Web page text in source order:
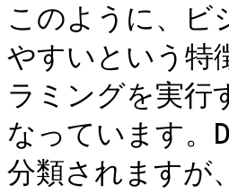
このように、ビ
やすいという特
ラミングを実行
なっています。
分類されますが